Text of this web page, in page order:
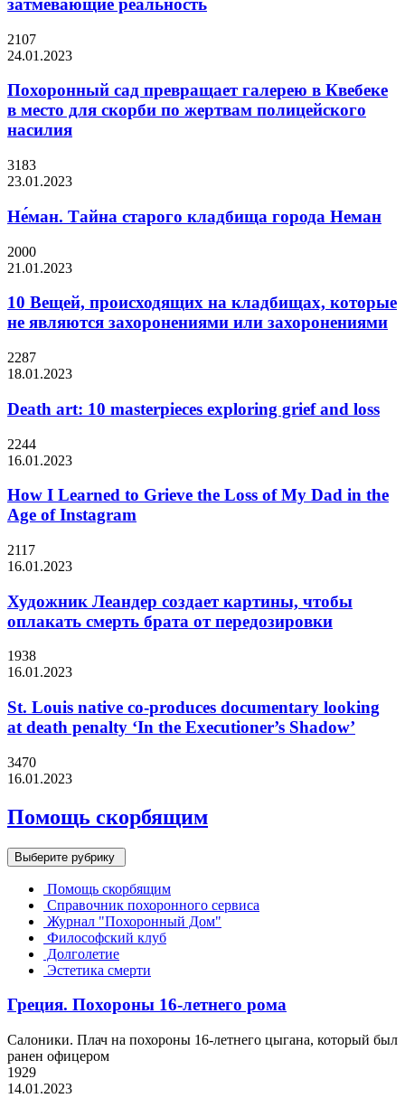
затмевающие реальность
2107
24.01.2023
Похоронный сад превращает галерею в Квебеке
в место для скорби по жертвам полицейского
насилия
3183
23.01.2023
Не́ман. Тайна старого кладбища города Неман
2000
21.01.2023
10 Вещей, происходящих на кладбищах, которые
не являются захоронениями или захоронениями
2287
18.01.2023
Death art: 10 masterpieces exploring grief and loss
2244
16.01.2023
How I Learned to Grieve the Loss of My Dad in the
Age of Instagram
2117
16.01.2023
Художник Леандер создает картины, чтобы
оплакать смерть брата от передозировки
1938
16.01.2023
St. Louis native co-produces documentary looking
at death penalty ‘In the Executioner’s Shadow’
3470
16.01.2023
Помощь скорбящим
Выберите рубрику
Помощь скорбящим
Справочник похоронного сервиса
Журнал "Похоронный Дом"
Философский клуб
Долголетие
Эстетика смерти
Греция. Похороны 16-летнего рома
Салоники. Плач на похороны 16-летнего цыгана, который был
ранен офицером
1929
14.01.2023